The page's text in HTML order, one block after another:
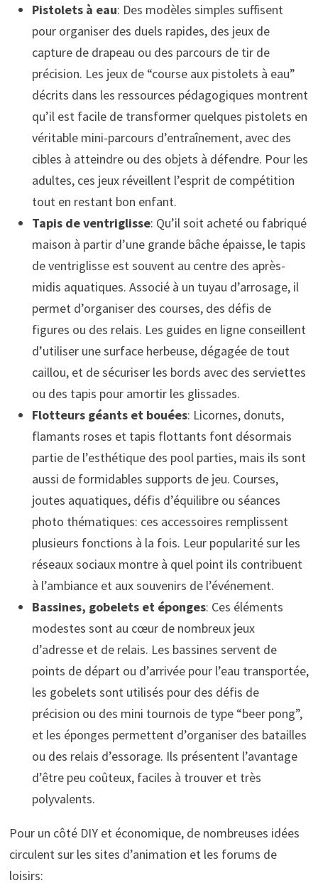
Pistolets à eau: Des modèles simples suffisent
pour organiser des duels rapides, des jeux de
capture de drapeau ou des parcours de tir de
précision. Les jeux de “course aux pistolets à eau”
décrits dans les ressources pédagogiques montrent
qu’il est facile de transformer quelques pistolets en
véritable mini-parcours d’entraînement, avec des
cibles à atteindre ou des objets à défendre. Pour les
adultes, ces jeux réveillent l’esprit de compétition
tout en restant bon enfant.
Tapis de ventriglisse: Qu’il soit acheté ou fabriqué
maison à partir d’une grande bâche épaisse, le tapis
de ventriglisse est souvent au centre des après-
midis aquatiques. Associé à un tuyau d’arrosage, il
permet d’organiser des courses, des défis de
figures ou des relais. Les guides en ligne conseillent
d’utiliser une surface herbeuse, dégagée de tout
caillou, et de sécuriser les bords avec des serviettes
ou des tapis pour amortir les glissades.
Flotteurs géants et bouées: Licornes, donuts,
flamants roses et tapis flottants font désormais
partie de l’esthétique des pool parties, mais ils sont
aussi de formidables supports de jeu. Courses,
joutes aquatiques, défis d’équilibre ou séances
photo thématiques: ces accessoires remplissent
plusieurs fonctions à la fois. Leur popularité sur les
réseaux sociaux montre à quel point ils contribuent
à l’ambiance et aux souvenirs de l’événement.
Bassines, gobelets et éponges: Ces éléments
modestes sont au cœur de nombreux jeux
d’adresse et de relais. Les bassines servent de
points de départ ou d’arrivée pour l’eau transportée,
les gobelets sont utilisés pour des défis de
précision ou des mini tournois de type “beer pong”,
et les éponges permettent d’organiser des batailles
ou des relais d’essorage. Ils présentent l’avantage
d’être peu coûteux, faciles à trouver et très
polyvalents.
Pour un côté DIY et économique, de nombreuses idées
circulent sur les sites d’animation et les forums de
loisirs: